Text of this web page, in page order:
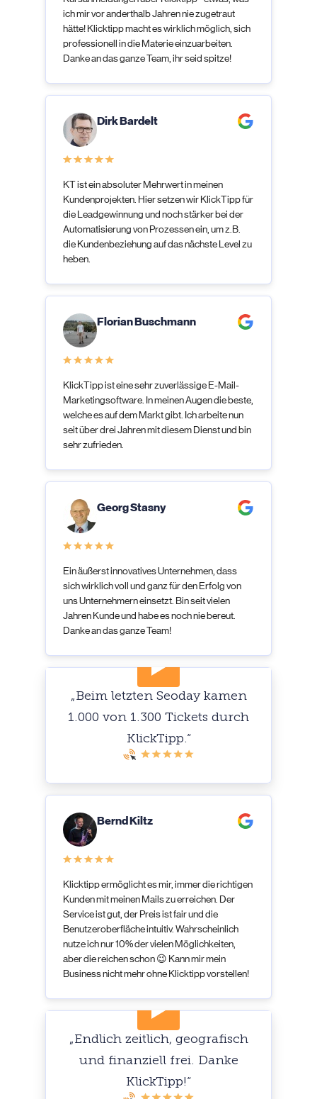
ich mir vor anderthalb Jahren nie zugetraut
hätte! Klicktipp macht es wirklich möglich, sich
professionell in die Materie einzuarbeiten.
Danke an das ganze Team, ihr seid spitze!​​​​​​​​​​​​​​​​
Dirk Bardelt
KT ist ein absoluter Mehrwert in meinen
Kundenprojekten. Hier setzen wir KlickTipp für
die Leadgewinnung und noch stärker bei der
Automatisierung von Prozessen ein, um z.B.
die Kundenbeziehung auf das nächste Level zu
heben.
Florian Buschmann
KlickTipp ist eine sehr zuverlässige E-Mail-
Marketingsoftware. In meinen Augen die beste,
welche es auf dem Markt gibt. Ich arbeite nun
seit über drei Jahren mit diesem Dienst und bin
sehr zufrieden.
Georg Stasny
Ein äußerst innovatives Unternehmen, dass
sich wirklich voll und ganz für den Erfolg von
uns Unternehmern einsetzt. Bin seit vielen
Jahren Kunde und habe es noch nie bereut.
Danke an das ganze Team!
„Beim letzten Seoday kamen
1.000 von 1.300 Tickets durch
KlickTipp.“
Bernd Kiltz
Klicktipp ermöglicht es mir, immer die richtigen
Kunden mit meinen Mails zu erreichen. Der
Service ist gut, der Preis ist fair und die
Benutzeroberfläche intuitiv. Wahrscheinlich
nutze ich nur 10% der vielen Möglichkeiten,
aber die reichen schon 😉 Kann mir mein
Business nicht mehr ohne Klicktipp vorstellen!
„Endlich zeitlich, geografisch
und finanziell frei. Danke
KlickTipp!“